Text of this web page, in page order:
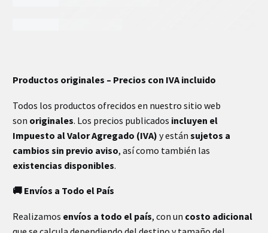
Productos originales – Precios con IVA incluido
Todos los productos ofrecidos en nuestro sitio web
son originales. Los precios publicados incluyen el
Impuesto al Valor Agregado (IVA) y están sujetos a
cambios sin previo aviso, así como también las
existencias disponibles.
🚚 Envíos a Todo el País
Realizamos envíos a todo el país, con un costo adicional